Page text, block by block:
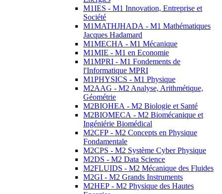
M1IES - M1 Innovation, Entreprise et
Société
M1MATHJHADA - M1 Mathématiques
Jacques Hadamard
M1MECHA - M1 Mécanique
M1MIE - M1 en Economie
M1MPRI - M1 Fondements de
l'Informatique MPRI
M1PHYSICS - M1 Physique
M2AAG - M2 Analyse, Arithmétique,
Géométrie
M2BIOHEA - M2 Biologie et Santé
M2BIOMECA - M2 Biomécanique et
Ingéniérie Biomédical
M2CFP - M2 Concepts en Physique
Fondamentale
M2CPS - M2 Système Cyber Physique
M2DS - M2 Data Science
M2FLUIDS - M2 Mécanique des Fluides
M2GI - M2 Grands Instruments
M2HEP - M2 Physique des Hautes